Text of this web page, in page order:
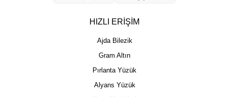
HIZLI ERİŞİM
Ajda Bilezik
Gram Altın
Pırlanta Yüzük
Alyans Yüzük